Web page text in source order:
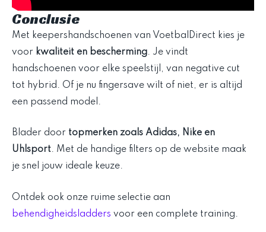
Conclusie
Met keepershandschoenen van VoetbalDirect kies je
voor kwaliteit en bescherming. Je vindt
handschoenen voor elke speelstijl, van negative cut
tot hybrid. Of je nu fingersave wilt of niet, er is altijd
een passend model.
Blader door topmerken zoals Adidas, Nike en
Uhlsport. Met de handige filters op de website maak
je snel jouw ideale keuze.
Ontdek ook onze ruime selectie aan
behendigheidsladders voor een complete training.